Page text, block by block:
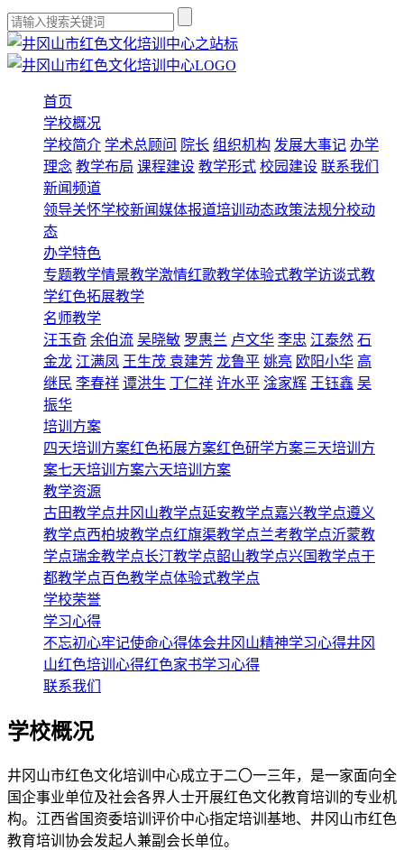
首页
学校概况
学校简介 学术总顾问 院长 组织机构 发展大事记 办学
理念 教学布局 课程建设 教学形式 校园建设 联系我们
新闻频道
领导关怀学校新闻媒体报道培训动态政策法规分校动
态
办学特色
专题教学情景教学激情红歌教学体验式教学访谈式教
学红色拓展教学
名师教学
汪玉奇 余伯流 吴晓敏 罗惠兰 卢文华 李忠 江泰然 石
金龙 江满凤 王生茂 袁建芳 龙鲁平 姚亮 欧阳小华 高
继民 李春祥 谭洪生 丁仁祥 许水平 淦家辉 王钰鑫 吴
振华
培训方案
四天培训方案红色拓展方案红色研学方案三天培训方
案七天培训方案六天培训方案
教学资源
古田教学点井冈山教学点延安教学点嘉兴教学点遵义
教学点西柏坡教学点红旗渠教学点兰考教学点沂蒙教
学点瑞金教学点长汀教学点韶山教学点兴国教学点于
都教学点百色教学点体验式教学点
学校荣誉
学习心得
不忘初心牢记使命心得体会井冈山精神学习心得井冈
山红色培训心得红色家书学习心得
联系我们
学校概况
井冈山市红色文化培训中心成立于二〇一三年，是一家面向全
国企事业单位及社会各界人士开展红色文化教育培训的专业机
构。江西省国资委培训评价中心指定培训基地、井冈山市红色
教育培训协会发起人兼副会长单位。